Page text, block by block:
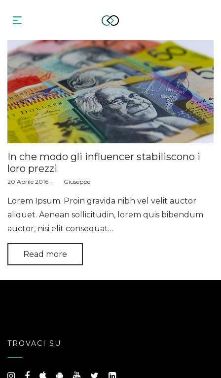
In che modo gli influencer stabiliscono i
loro prezzi
Posted
20 Aprile 2016 Giuseppe
Lorem Ipsum. Proin gravida nibh vel velit auctor
aliquet. Aenean sollicitudin, lorem quis bibendum
auctor, nisi elit consequat…
Read more
TROVACI SU